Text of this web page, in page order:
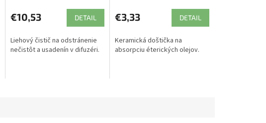
€10,53 DETAIL
Liehový čistič na odstránenie
nečistôt a usadenín v difuzéri.
€3,33 DETAIL
Keramická doštička na
absorpciu éterických olejov.